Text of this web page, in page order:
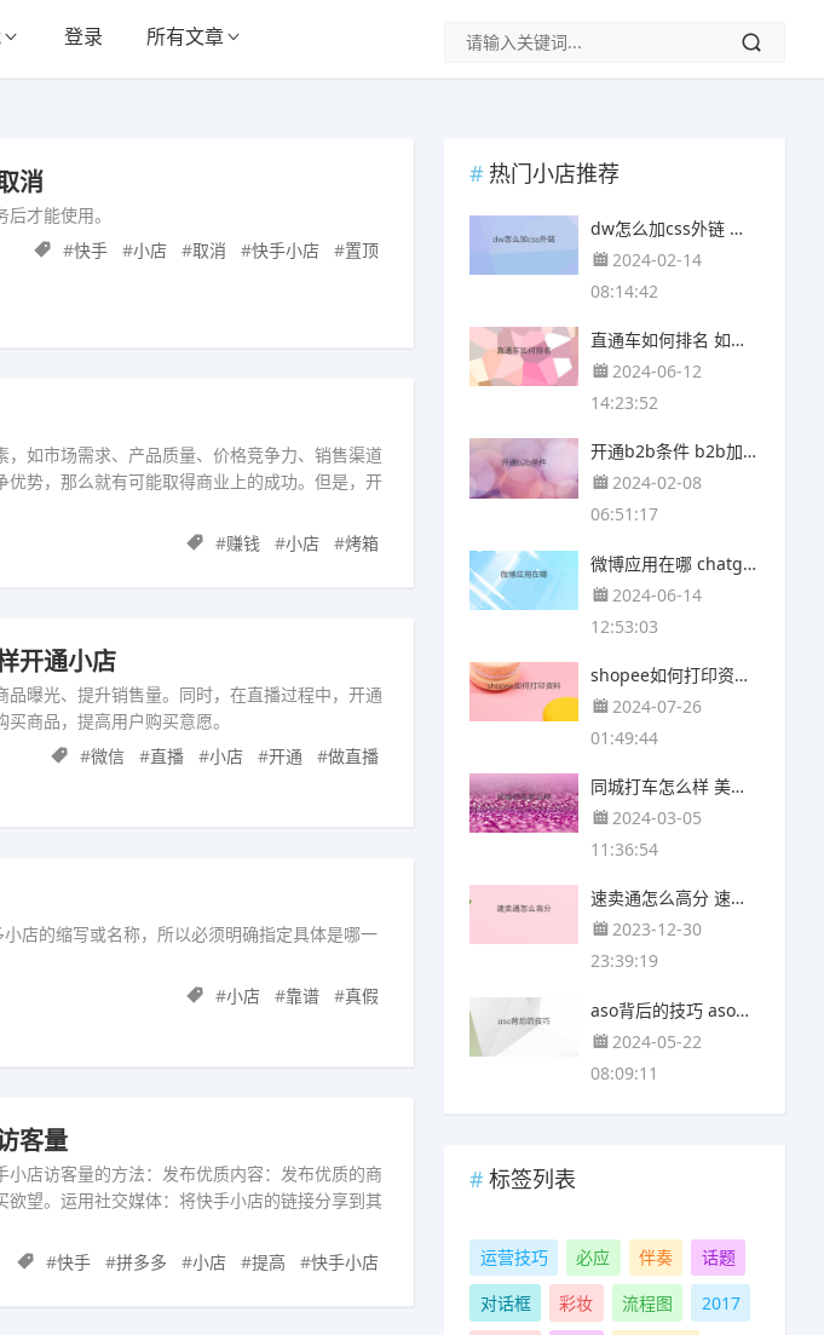
登录 所有文章
消
才能使用。
#快手 #小店 #取消 #快手小店 #置顶
如市场需求、产品质量、价格竞争力、销售渠道
势，那么就有可能取得商业上的成功。但是，开
#赚钱 #小店 #烤箱
开通小店
曝光、提升销售量。同时，在直播过程中，开通
商品，提高用户购买意愿。
#微信 #直播 #小店 #开通 #做直播
店的缩写或名称，所以必须明确指定具体是哪一
#小店 #靠谱 #真假
客量
店访客量的方法：发布优质内容：发布优质的商
望。运用社交媒体：将快手小店的链接分享到其
#快手 #拼多多 #小店 #提高 #快手小店
热门小店推荐
dw怎么加css外链 外链css颜色
2024-02-14
08:14:42
直通车如何排名 如何提高直通车排名
2024-06-12
14:23:52
开通b2b条件 b2b加入条件
2024-02-08
06:51:17
微博应用在哪 chatgpt应用在哪里
2024-06-14
12:53:03
shopee如何打印资料 快手上资料如何打印
2024-07-26
01:49:44
同城打车怎么样 美团打车收入怎么样
2024-03-05
11:36:54
速卖通怎么高分 速卖通软件怎么得高分
2023-12-30
23:39:19
aso背后的技巧 aso投放技巧
2024-05-22
08:09:11
标签列表
运营技巧 必应 伴奏
话题
对话框
彩妆 流程图
2017